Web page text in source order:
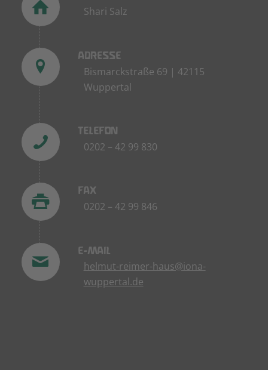
Shari Salz
ADRESSE
Bismarckstraße 69 | 42115
Wuppertal
TELEFON
0202 – 42 99 830
FAX
0202 – 42 99 846
E-MAIL
helmut-reimer-haus@iona-
wuppertal.de